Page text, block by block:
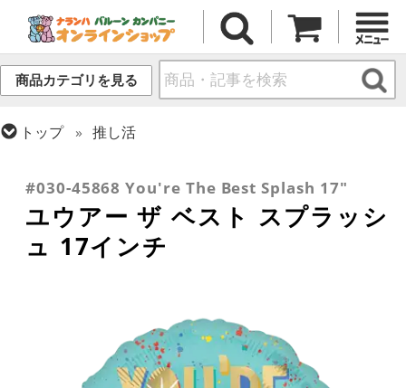
商品カテゴリを見る
トップ
推し活
#030-45868 You're The Best Splash 17"
ユウアー ザ ベスト スプラッシ
ュ 17インチ